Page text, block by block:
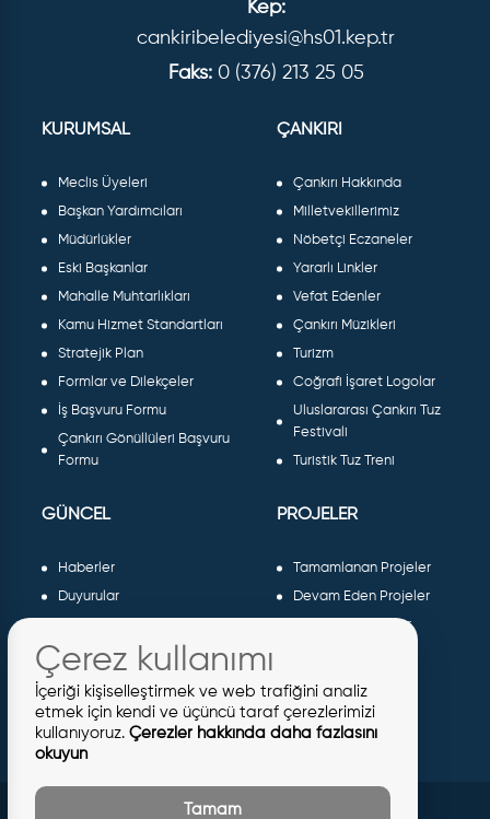
Kep:
cankiribelediyesi@hs01.kep.tr
Faks: 0 (376) 213 25 05
KURUMSAL
Meclis Üyeleri
Başkan Yardımcıları
Müdürlükler
Eski Başkanlar
Mahalle Muhtarlıkları
Kamu Hizmet Standartları
Stratejik Plan
Formlar ve Dilekçeler
İş Başvuru Formu
Çankırı Gönüllüleri Başvuru
Formu
ÇANKIRI
Çankırı Hakkında
Milletvekillerimiz
Nöbetçi Eczaneler
Yararlı Linkler
Vefat Edenler
Çankırı Müzikleri
Turizm
Coğrafi İşaret Logolar
Uluslararası Çankırı Tuz
Festivali
Turistik Tuz Treni
GÜNCEL
Haberler
Duyurular
Galeri
Etkinlikler
Meclis Kararları
İhaleler
PROJELER
Tamamlanan Projeler
Devam Eden Projeler
Planlanan Projeler
Sosyal Projeler
Çerez kullanımı
İçeriği kişiselleştirmek ve web trafiğini analiz
etmek için kendi ve üçüncü taraf çerezlerimizi
kullanıyoruz. Çerezler hakkında daha fazlasını
okuyun
Tamam